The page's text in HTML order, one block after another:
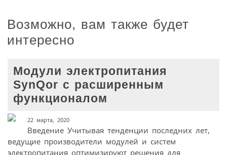
Возможно, вам также будет
интересно
Модули электропитания
SynQor с расширенным
функционалом
22 марта, 2020
Введение Учитывая тенденции последних лет,
ведущие производители модулей и систем
электропитания оптимизируют решения для